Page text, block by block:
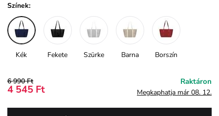
Színek:
Kék Fekete Szürke Barna Borszín
6 990 Ft
4 545 Ft
Raktáron
Megkaphatja már 08. 12.